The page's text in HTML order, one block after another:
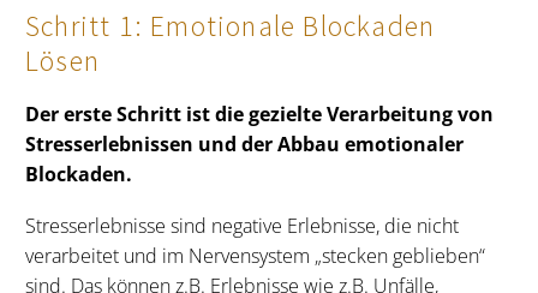
Schritt 1: Emotionale Blockaden
Lösen
Der erste Schritt ist die gezielte Verarbeitung von
Stresserlebnissen und der Abbau emotionaler
Blockaden.
Stresserlebnisse sind negative Erlebnisse, die nicht
verarbeitet und im Nervensystem „stecken geblieben“
sind. Das können z.B. Erlebnisse wie z.B. Unfälle,